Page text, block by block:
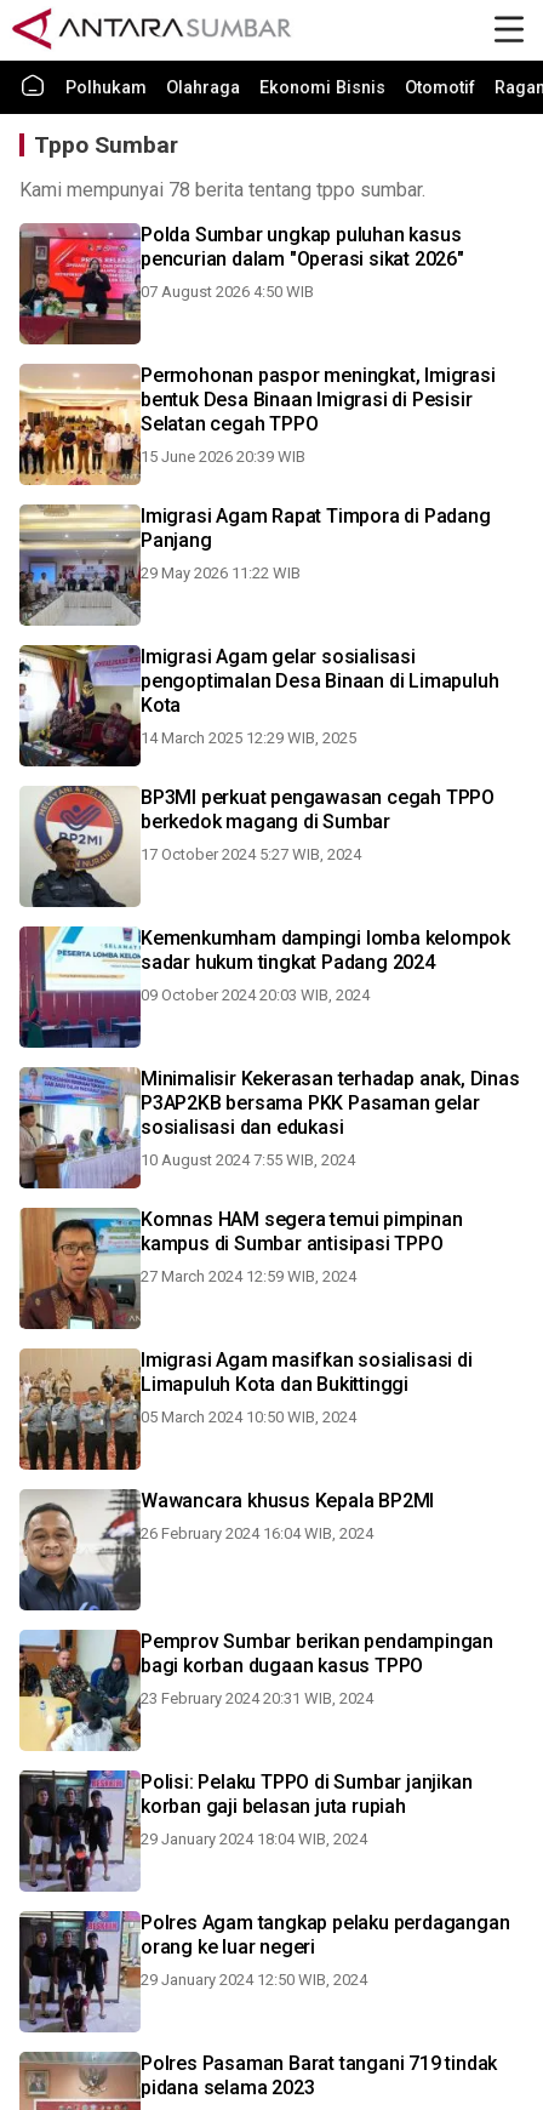
Polhukam Olahraga Ekonomi Bisnis Otomotif
Tppo Sumbar
Kami mempunyai 78 berita tentang tppo sumbar.
Polda Sumbar ungkap puluhan kasus
pencurian dalam "Operasi sikat 2026"
07 August 2026 4:50 WIB
Permohonan paspor meningkat, Imigrasi
bentuk Desa Binaan Imigrasi di Pesisir
Selatan cegah TPPO
15 June 2026 20:39 WIB
Imigrasi Agam Rapat Timpora di Padang
Panjang
29 May 2026 11:22 WIB
Imigrasi Agam gelar sosialisasi
pengoptimalan Desa Binaan di Limapuluh
Kota
14 March 2025 12:29 WIB, 2025
BP3MI perkuat pengawasan cegah TPPO
berkedok magang di Sumbar
17 October 2024 5:27 WIB, 2024
Kemenkumham dampingi lomba kelompok
sadar hukum tingkat Padang 2024
09 October 2024 20:03 WIB, 2024
Minimalisir Kekerasan terhadap anak, Dinas
P3AP2KB bersama PKK Pasaman gelar
sosialisasi dan edukasi
10 August 2024 7:55 WIB, 2024
Komnas HAM segera temui pimpinan
kampus di Sumbar antisipasi TPPO
27 March 2024 12:59 WIB, 2024
Imigrasi Agam masifkan sosialisasi di
Limapuluh Kota dan Bukittinggi
05 March 2024 10:50 WIB, 2024
Wawancara khusus Kepala BP2MI
26 February 2024 16:04 WIB, 2024
Pemprov Sumbar berikan pendampingan
bagi korban dugaan kasus TPPO
23 February 2024 20:31 WIB, 2024
Polisi: Pelaku TPPO di Sumbar janjikan
korban gaji belasan juta rupiah
29 January 2024 18:04 WIB, 2024
Polres Agam tangkap pelaku perdagangan
orang ke luar negeri
29 January 2024 12:50 WIB, 2024
Polres Pasaman Barat tangani 719 tindak
pidana selama 2023